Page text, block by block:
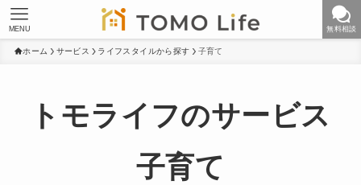
無料相談
MENU
ホーム サービス ライフスタイルから探す 子育て
トモライフのサービス
子育て